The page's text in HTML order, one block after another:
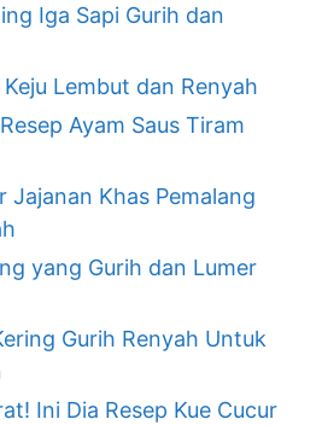
Iga Sapi Gurih dan
Keju Lembut dan Renyah
Ayam Saus Tiram
Jajanan Khas Pemalang
yang Gurih dan Lumer
Gurih Renyah Untuk
Ini Dia Resep Kue Cucur